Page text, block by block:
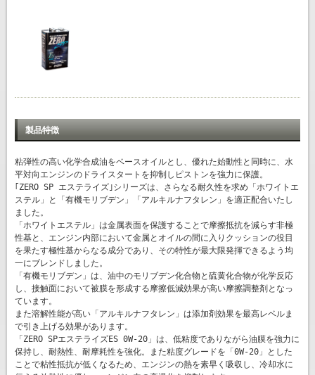
製品特徴
粘弾性の高い化学合成油をベースオイルとし、優れた始動性と同時に、水
平対向エンジンのドライスタートを抑制しピストンを強力に保護。
｢ZERO SP エステライズ｣シリーズは、さらなる耐久性を求め「ホワイトエ
ステル」と「有機モリブデン」「アルキルナフタレン」を適正配合いたし
ました。
「ホワイトエステル」は金属表面を保護することで摩擦抵抗を減らす非極
性基と、エンジン内部において金属とオイルの間に入りクッションの役目
を果たす極性基からなる成分であり、その特性が最大限発揮できるよう均
一にブレンドしました。
「有機モリブデン」は、油中のモリブデン化合物と硫黄化合物が化学反応
し、接触面において被膜を形成する摩擦低減効果が高い摩擦調整剤となっ
ています。
また溶解性能が高い「アルキルナフタレン」は添加剤効果を最高レベルま
で引き上げる効果があります。
「ZERO SPエステライズES 0W-20」は、低粘度でありながら油膜を強力に
保持し、耐熱性、耐摩耗性を強化。また粘度グレードを「0W-20」とした
ことで粘性抵抗が低くなるため、エンジンの熱を素早く吸収し、冷却水に